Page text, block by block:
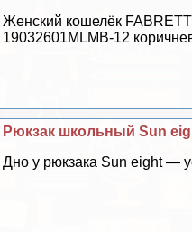
Женский кошелёк FABRETTI
19032601MLMB-12
Рюкзак школьный Sun
Дно у рюкзака Sun eight —